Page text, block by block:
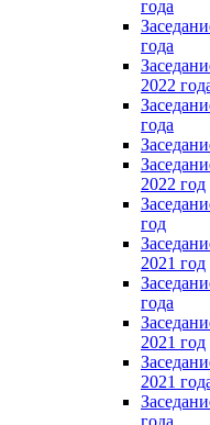
года
года
2022
года
2022 год
год
2021 год
года
2021 год
2021
года